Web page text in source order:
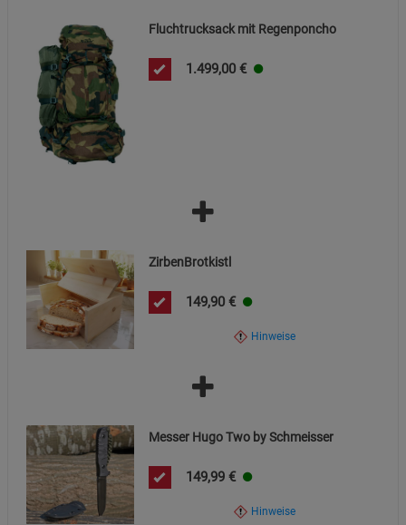
Fluchtrucksack mit Regenponcho
1.499,00 €
ZirbenBrotkistl
149,90 €
Hinweise
Messer Hugo Two by Schmeisser
149,99 €
Hinweise